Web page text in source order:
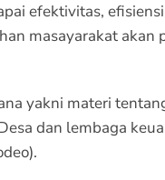
efektivitas,
masayarakat
yakni materi
dan lembaga